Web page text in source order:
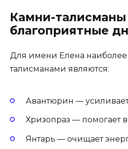
Камни-талисманы
благоприятные
Для имени Елена
талисманами являются:
Авантюрин —
Хризопраз — помогает
Янтарь — очищает